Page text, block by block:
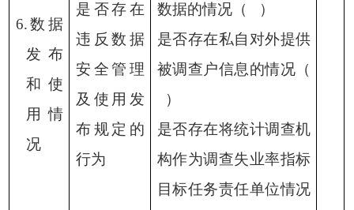
6.数据
发布
和使
用情
况
是否存在
违反数据
安全管理
及使用发
布规定的
行为
数据的情况（
）
是否存在私自对外提供
被调查户信息的情况（
）
是否存在将统计调查机
构作为调查失业率指标
目标任务责任单位情况